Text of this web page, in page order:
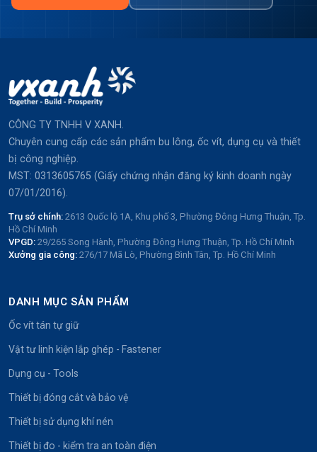
CÔNG TY TNHH V XANH.
Chuyên cung cấp các sản phẩm bu lông, ốc vít, dụng cụ và thiết
bị công nghiệp.
MST: 0313605765 (Giấy chứng nhận đăng ký kinh doanh ngày
07/01/2016).
Trụ sở chính: 2613 Quốc lộ 1A, Khu phố 3, Phường Đông Hưng Thuận, Tp.
Hồ Chí Minh
VPGD: 29/265 Song Hành, Phường Đông Hưng Thuận, Tp. Hồ Chí Minh
Xưởng gia công: 276/17 Mã Lò, Phường Bình Tân, Tp. Hồ Chí Minh
DANH MỤC SẢN PHẨM
Ốc vít tán tự giữ
Vật tư linh kiện lắp ghép - Fastener
Dụng cụ - Tools
Thiết bị đóng cắt và bảo vệ
Thiết bị sử dụng khí nén
Thiết bị đo - kiểm tra an toàn điện